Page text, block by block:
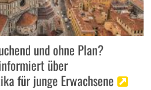
und ohne Plan?
über
für junge Erwachsene